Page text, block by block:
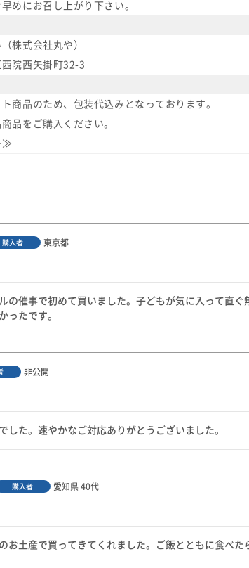
めにお召し上がり下さい。
株式会社丸や）
院西矢掛町32-3
商品のため、包装代込みとなっております。
品をご購入ください。
購入者
東京都
の催事で初めて買いました。子どもが気に入って直
ったです。
非公開
した。速やかなご対応ありがとうございました。
購入者 愛知県 40代
お土産で買ってきてくれました。ご飯とともに食べ